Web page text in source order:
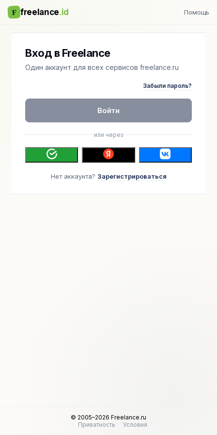
F freelance.id Помощь
Вход в Freelance
Один аккаунт для всех сервисов freelance.ru
Забыли пароль?
Войти
или через
Нет аккаунта? Зарегистрироваться
© 2005–2026 Freelance.ru
Приватность
Условия